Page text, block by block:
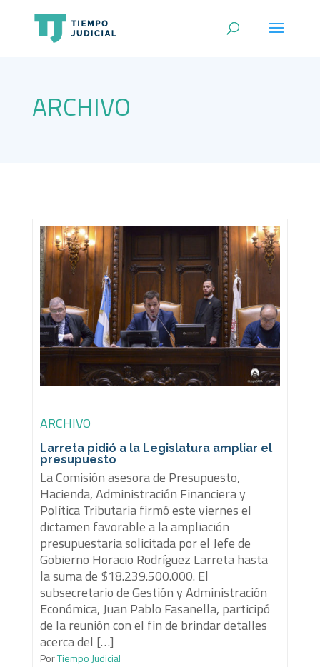
ARCHIVO
ARCHIVO
Larreta pidió a la Legislatura ampliar el
presupuesto
La Comisión asesora de Presupuesto,
Hacienda, Administración Financiera y
Política Tributaria firmó este viernes el
dictamen favorable a la ampliación
presupuestaria solicitada por el Jefe de
Gobierno Horacio Rodríguez Larreta hasta
la suma de $18.239.500.000. El
subsecretario de Gestión y Administración
Económica, Juan Pablo Fasanella, participó
de la reunión con el fin de brindar detalles
acerca del […]
PorTiempo Judicial